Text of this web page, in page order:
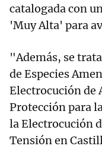
catalogada con
'Muy Alta' para
"Además, se
de Especies
Electrocución de
Protección para
la Electrocución
Tensión en